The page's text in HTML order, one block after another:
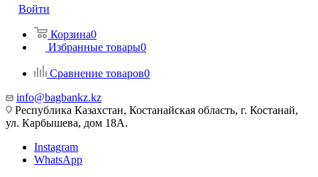
Войти
Корзина0
Избранные товары0
Сравнение товаров0
info@bagbankz.kz
Республика Казахстан, Костанайская область, г. Костанай,
ул. Карбышева, дом 18А.
Instagram
WhatsApp